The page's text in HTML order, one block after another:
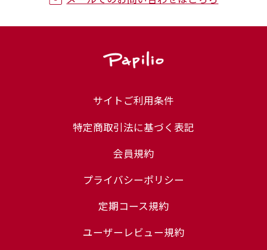
サイトご利用条件
特定商取引法に基づく表記
会員規約
プライバシーポリシー
定期コース規約
ユーザーレビュー規約